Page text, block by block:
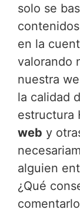
solo se
en la
valorando
nuestra
la calidad
estructura
web y
alguien
¿Qué